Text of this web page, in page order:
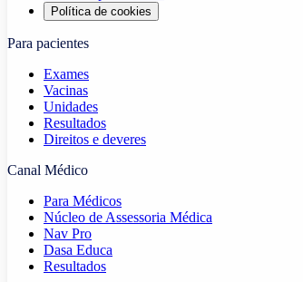
Política de cookies
Para pacientes
Exames
Vacinas
Unidades
Resultados
Direitos e deveres
Canal Médico
Para Médicos
Núcleo de Assessoria Médica
Nav Pro
Dasa Educa
Resultados